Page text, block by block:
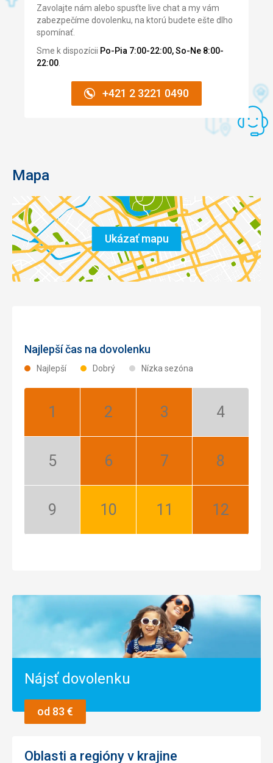
Zavolajte nám alebo spusťte live chat a my vám
zabezpečíme dovolenku, na ktorú budete ešte dlho
spomínať.
Sme k dispozícii Po-Pia 7:00-22:00, So-Ne 8:00-
22:00
+421 2 3221 0490
Mapa
Ukázať mapu
Najlepší čas na dovolenku
Najlepší Dobrý Nízka sezóna
Január:
Február:
Marec:
Apríl:
Máj:
Jún:
Júl:
August:
September:
Október:
November:
December:
Nájsť dovolenku
od 83 €
Oblasti a regióny v krajine